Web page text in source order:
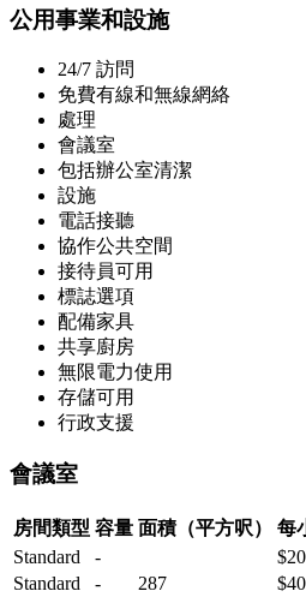
公用事業和設施
24/7 訪問
免費有線和無線網絡
處理
會議室
包括辦公室清潔
設施
電話接聽
協作公共空間
接待員可用
標誌選項
配備家具
共享廚房
無限電力使用
存儲可用
行政支援
會議室
房間類型 容量 面積（平方呎） 每
Standard
-
Standard
- 287